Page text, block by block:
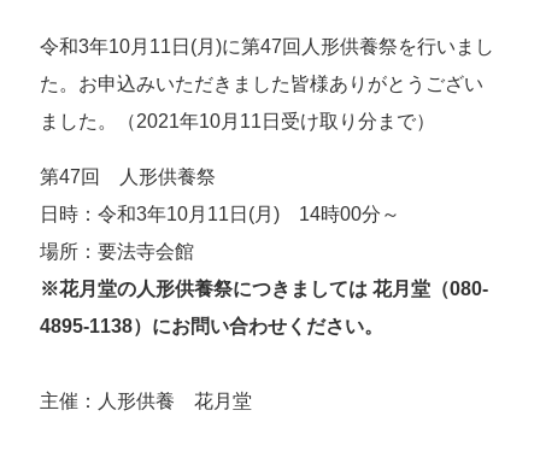
令和3年10月11日(月)に第47回人形供養祭を行いまし
た。お申込みいただきました皆様ありがとうござい
ました。（2021年10月11日受け取り分まで）
第47回 人形供養祭
日時：令和3年10月11日(月) 14時00分～
場所：要法寺会館
※花月堂の人形供養祭につきましては 花月堂（080-
4895-1138）にお問い合わせください。
主催：人形供養 花月堂